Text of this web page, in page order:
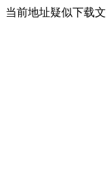
当前地址疑似下载